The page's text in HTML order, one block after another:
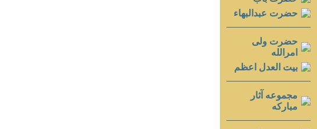
حضرت عبدالبهاء
حضرت ولی
امرالله
بيت العدل اعظم
مجموعه آثار
مباركه